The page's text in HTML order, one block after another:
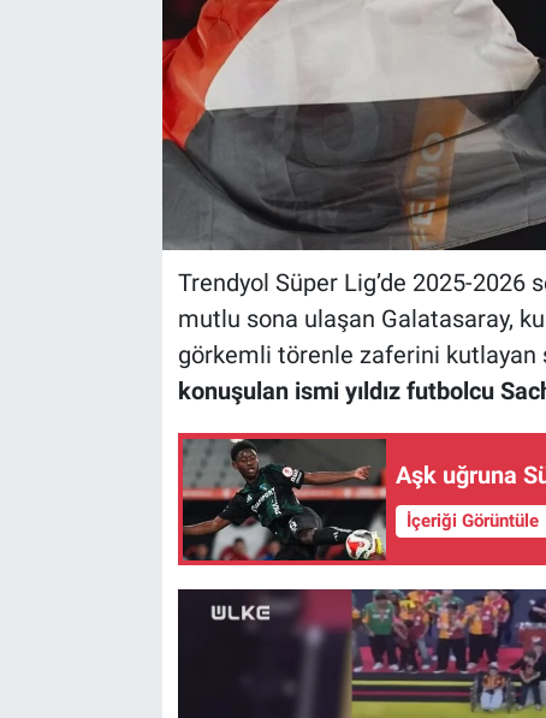
Trendyol Süper Lig’de 2025-
mutlu sona ulaşan Galatasaray,
görkemli törenle zaferini kutlayan
konuşulan ismi yıldız futbolcu
Aşk uğruna
İçeriği Görüntüle